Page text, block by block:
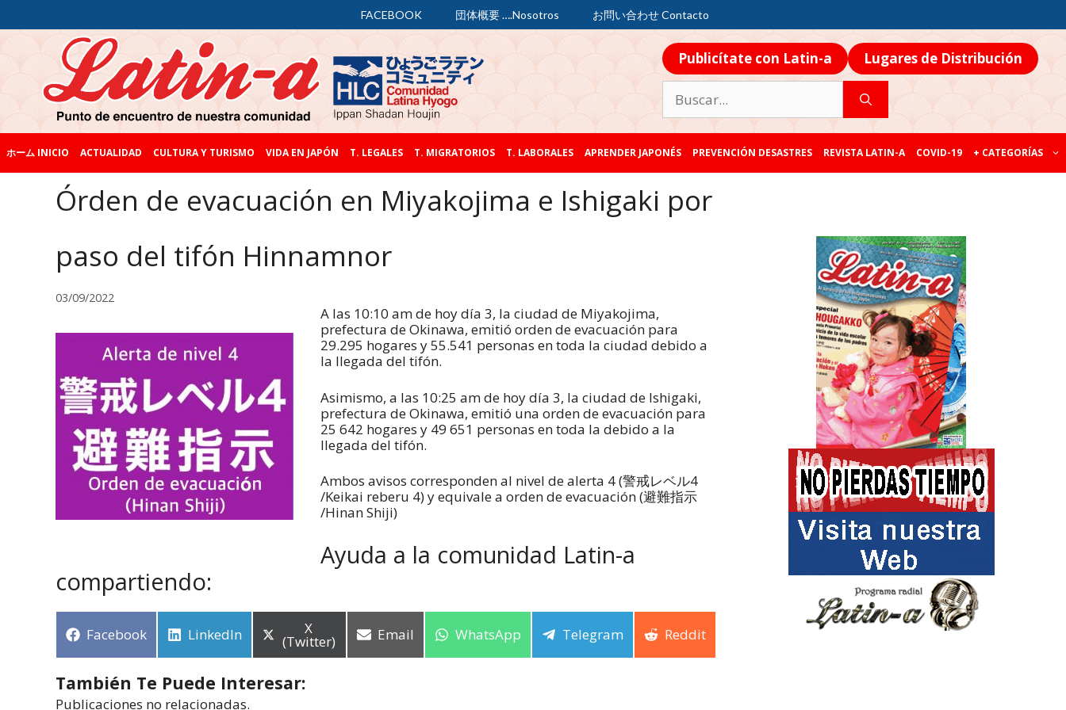
FACEBOOK 団体概要 ….Nosotros お問い合わせ Contacto
Publicítate con Latin-a Lugares de Distribución
ホーム INICIO ACTUALIDAD CULTURA Y TURISMO VIDA EN JAPÓN T. LEGALES T. MIGRATORIOS T. LABORALES APRENDER JAPONÉS PREVENCIÓN DESASTRES REVISTA LATIN-A COVID-19 + CATEGORÍAS
Órden de evacuación en Miyakojima e Ishigaki por
paso del tifón Hinnamnor
03/09/2022
A las 10:10 am de hoy día 3, la ciudad de Miyakojima,
prefectura de Okinawa, emitió orden de evacuación para
29.295 hogares y 55.541 personas en toda la ciudad debido a
la llegada del tifón.
Asimismo, a las 10:25 am de hoy día 3, la ciudad de Ishigaki,
prefectura de Okinawa, emitió una orden de evacuación para
25 642 hogares y 49 651 personas en toda la debido a la
llegada del tifón.
Ambos avisos corresponden al nivel de alerta 4 (警戒レベル4
/Keikai reberu 4) y equivale a orden de evacuación (避難指示
/Hinan Shiji)
Ayuda a la comunidad Latin-a
compartiendo:
Facebook LinkedIn X
(Twitter) Email WhatsApp Telegram Reddit
También Te Puede Interesar:
Publicaciones no relacionadas.